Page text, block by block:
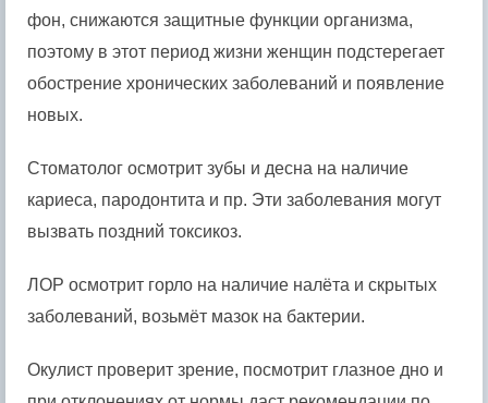
фон, снижаются защитные функции организма,
поэтому в этот период жизни женщин подстерегает
обострение хронических заболеваний и появление
новых.
Стоматолог осмотрит зубы и десна на наличие
кариеса, пародонтита и пр. Эти заболевания могут
вызвать поздний токсикоз.
ЛОР осмотрит горло на наличие налёта и скрытых
заболеваний, возьмёт мазок на бактерии.
Окулист проверит зрение, посмотрит глазное дно и